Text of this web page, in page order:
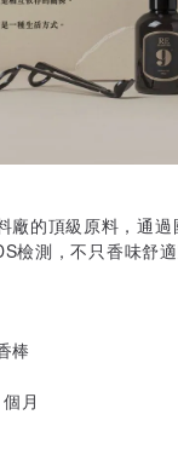
廠的頂級原料，通
檢測，不只香味舒
棒
月